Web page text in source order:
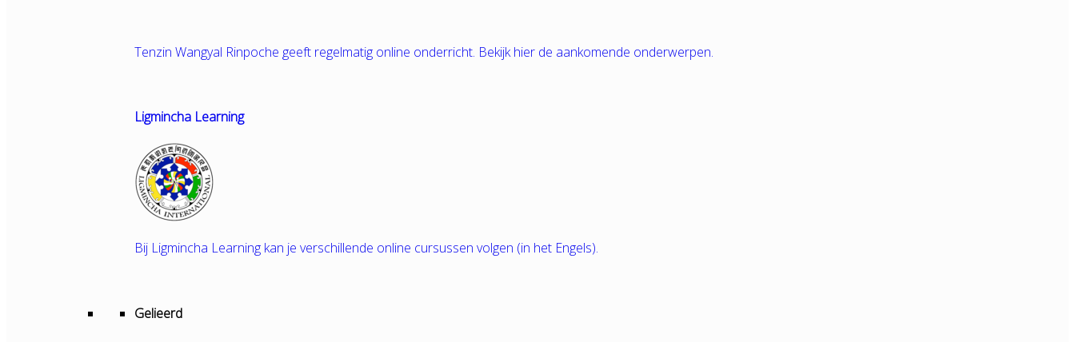
Tenzin Wangyal Rinpoche geeft regelmatig online onderricht. Bekijk hier de aankomende onderwerpen.
Ligmincha Learning
Bij Ligmincha Learning kan je verschillende online cursussen volgen (in het Engels).
Gelieerd